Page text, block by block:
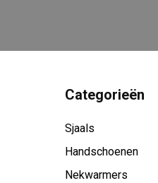
Categorieën
Sjaals
Handschoenen
Nekwarmers